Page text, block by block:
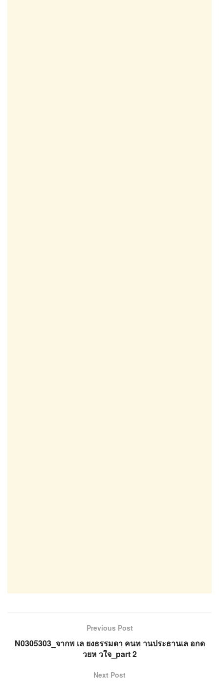
Previous Post
N0305303_จากพ เล ยงธรรมดา คนท านประธานเล อกด
วยห วใจ_part 2
Next Post